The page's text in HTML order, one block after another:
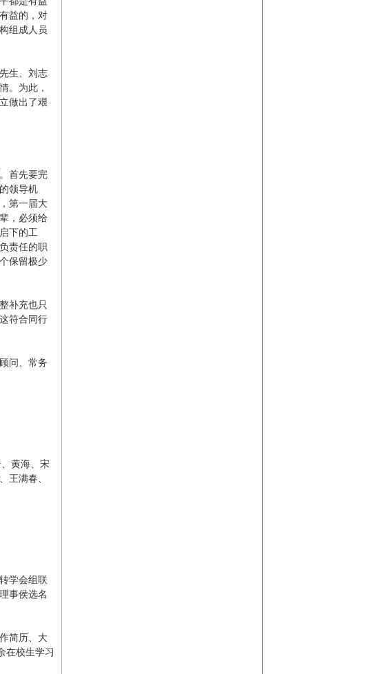
益的，对
组成人员
生、刘志
。为此，
做出了艰
首先要完
领导机
第一届大
，必须给
下的工
责任的职
保留极少
补充也只
符合同行
问、常务
黄海、宋
王满春、
学会组联
事侯选名
简历、大
在校生学习